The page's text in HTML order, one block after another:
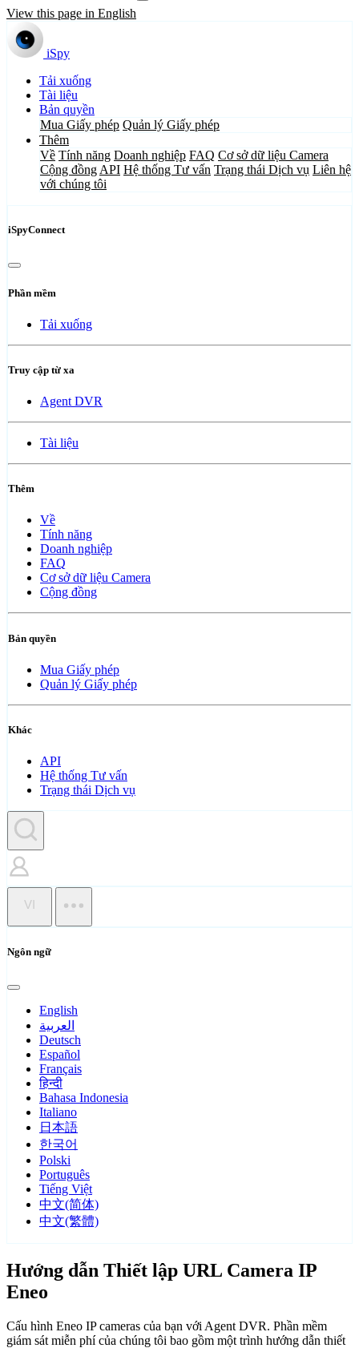
View this page in English
iSpy
Tải xuống
Tài liệu
Bản quyền
Mua Giấy phép Quản lý Giấy phép
Thêm
Về Tính năng Doanh nghiệp FAQ Cơ sở dữ liệu Camera
Cộng đồng API Hệ thống Tư vấn Trạng thái Dịch vụ Liên hệ
với chúng tôi
iSpyConnect
Phần mềm
Tải xuống
Truy cập từ xa
Agent DVR
Tài liệu
Thêm
Về
Tính năng
Doanh nghiệp
FAQ
Cơ sở dữ liệu Camera
Cộng đồng
Bản quyền
Mua Giấy phép
Quản lý Giấy phép
Khác
API
Hệ thống Tư vấn
Trạng thái Dịch vụ
VI
Ngôn ngữ
English
العربية
Deutsch
Español
Français
हिन्दी
Bahasa Indonesia
Italiano
日本語
한국어
Polski
Português
Tiếng Việt
中文(简体)
中文(繁體)
Hướng dẫn Thiết lập URL Camera IP
Eneo
Cấu hình Eneo IP cameras của bạn với Agent DVR. Phần mềm
giám sát miễn phí của chúng tôi bao gồm một trình hướng dẫn thiết